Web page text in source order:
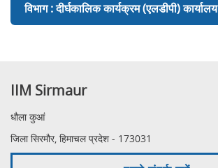
विभाग : दीर्घकालिक कार्यक्रम (एलडीपी) कार्यालय
IIM Sirmaur
धौला कुआं
जिला सिरमौर, हिमाचल प्रदेश - 173031